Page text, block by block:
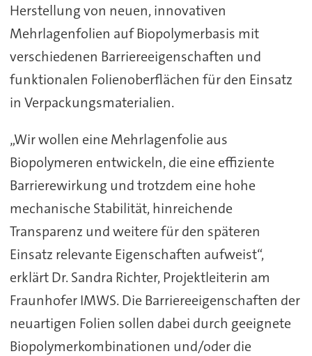
Herstellung von neuen, innovativen
Mehrlagenfolien auf Biopolymerbasis mit
verschiedenen Barriereeigenschaften und
funktionalen Folienoberflächen für den Einsatz
in Verpackungsmaterialien.
„Wir wollen eine Mehrlagenfolie aus
Biopolymeren entwickeln, die eine effiziente
Barrierewirkung und trotzdem eine hohe
mechanische Stabilität, hinreichende
Transparenz und weitere für den späteren
Einsatz relevante Eigenschaften aufweist“,
erklärt Dr. Sandra Richter, Projektleiterin am
Fraunhofer IMWS. Die Barriereeigenschaften der
neuartigen Folien sollen dabei durch geeignete
Biopolymerkombinationen und/oder die